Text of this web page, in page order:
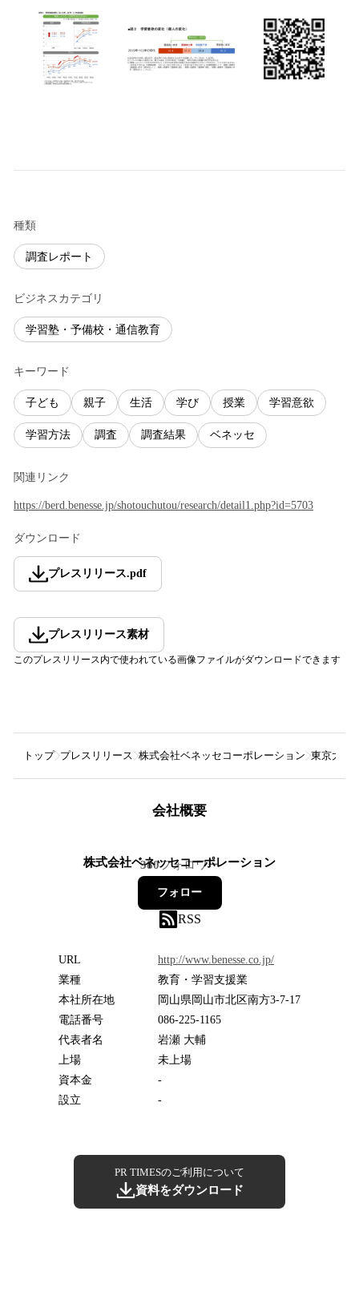
種類
調査レポート
ビジネスカテゴリ
学習塾・予備校・通信教育
キーワード
子ども 親子 生活 学び 授業 学習意欲
学習方法 調査 調査結果 ベネッセ
関連リンク
https://berd.benesse.jp/shotouchutou/research/detail1.php?id=5703
ダウンロード
プレスリリース.pdf
プレスリリース素材
このプレスリリース内で使われている画像ファイルがダウンロードできます
トップ プレスリリース 株式会社ベネッセコーポレーション 東京大学
会社概要
株式会社ベネッセコーポレーション
380フォロワー
フォロー
RSS
URL
http://www.benesse.co.jp/
業種
教育・学習支援業
本社所在地
岡山県岡山市北区南方3-7-17
電話番号
086-225-1165
代表者名
岩瀬 大輔
上場
未上場
資本金
-
設立
-
PR TIMESのご利用について
資料をダウンロード